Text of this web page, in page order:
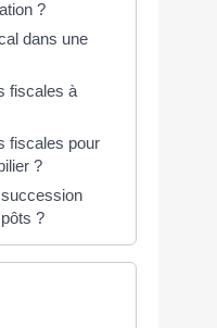
?
dans une
fiscales à
fiscales pour
?
?